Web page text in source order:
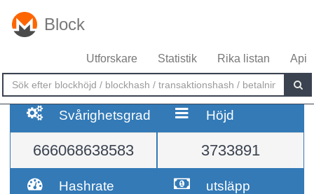
Block
Utforskare Statistik Rika listan Api
Svårighetsgrad
666068638583
Höjd
3733891
Hashrate utsläpp